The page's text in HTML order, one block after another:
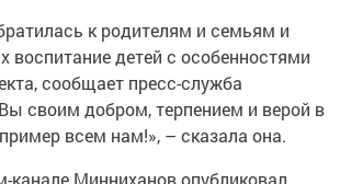
к родителям и семьям и
воспитание детей с особенностями
сообщает пресс-служба
своим добром, терпением и верой в
всем нам!», – сказала она.
канале Минниханов опубликовал